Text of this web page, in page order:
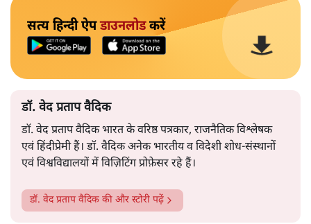
सत्य हिन्दी ऐपडाउनलोडकरें
डॉ. वेद प्रताप वैदिक
डॉ. वेद प्रताप वैदिक भारत के वरिष्ठ पत्रकार, राजनैतिक विश्लेषक
एवं हिंदीप्रेमी हैं। डॉ. वैदिक अनेक भारतीय व विदेशी शोध-संस्थानों
एवं विश्वविद्यालयों में विज़िटिंग प्रोफ़ेसर रहे हैं।
डॉ. वेद प्रताप वैदिक की और स्टोरी पढ़ें